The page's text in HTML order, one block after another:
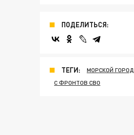
ПОДЕЛИТЬСЯ:
ТЕГИ: МОРСКОЙ ГОРОД
С ФРОНТОВ СВО